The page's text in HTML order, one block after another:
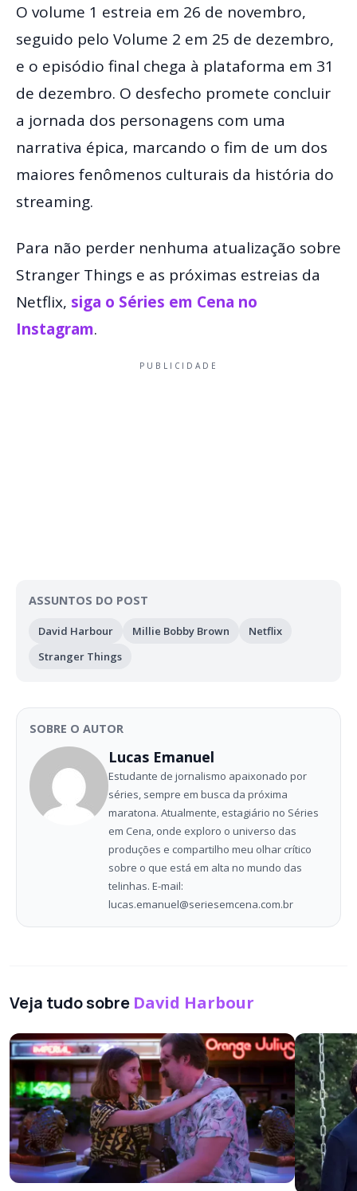
O volume 1 estreia em 26 de novembro,
seguido pelo Volume 2 em 25 de dezembro,
e o episódio final chega à plataforma em 31
de dezembro. O desfecho promete concluir
a jornada dos personagens com uma
narrativa épica, marcando o fim de um dos
maiores fenômenos culturais da história do
streaming.
Para não perder nenhuma atualização sobre
Stranger Things e as próximas estreias da
Netflix, siga o Séries em Cena no
Instagram.
PUBLICIDADE
ASSUNTOS DO POST
David Harbour Millie Bobby Brown
Netflix
Stranger Things
SOBRE O AUTOR
Lucas Emanuel
Estudante de jornalismo apaixonado por
séries, sempre em busca da próxima
maratona. Atualmente, estagiário no Séries
em Cena, onde exploro o universo das
produções e compartilho meu olhar crítico
sobre o que está em alta no mundo das
telinhas. E-mail:
lucas.emanuel@seriesemcena.com.br
Veja tudo sobre David Harbour